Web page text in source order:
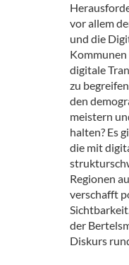
vor allem
und die
digitale
zu
den
meistern
halten? Es
die mit
Regionen
verschafft
der
Diskurs